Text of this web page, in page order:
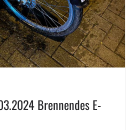
Brennendes E-